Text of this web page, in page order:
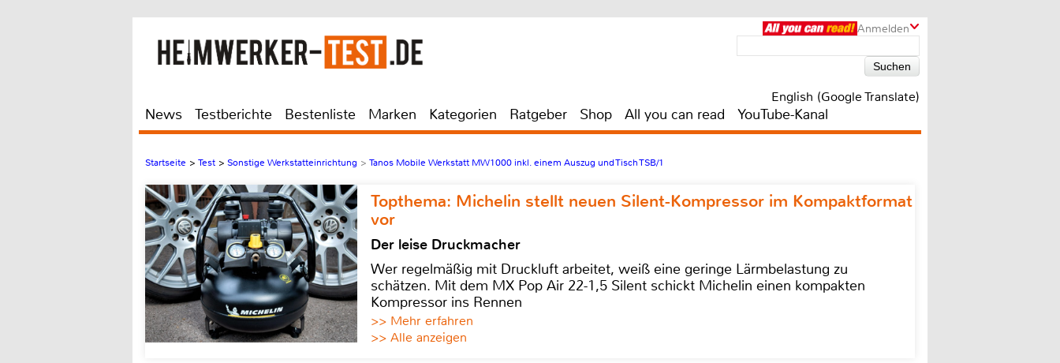
Anmelden
English (Google Translate)
News Testberichte Bestenliste Marken Kategorien Ratgeber Shop All you can read YouTube-Kanal
Startseite > Test > Sonstige Werkstatteinrichtung > Tanos Mobile Werkstatt MW1000 inkl. einem Auszug und Tisch TSB/1
Topthema: Michelin stellt neuen Silent-Kompressor im Kompaktformat
vor
Der leise Druckmacher
Wer regelmäßig mit Druckluft arbeitet, weiß eine geringe Lärmbelastung zu
schätzen. Mit dem MX Pop Air 22-1,5 Silent schickt Michelin einen kompakten
Kompressor ins Rennen
>> Mehr erfahren
>> Alle anzeigen